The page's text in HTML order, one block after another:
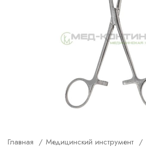
Главная Медицинский инструмент